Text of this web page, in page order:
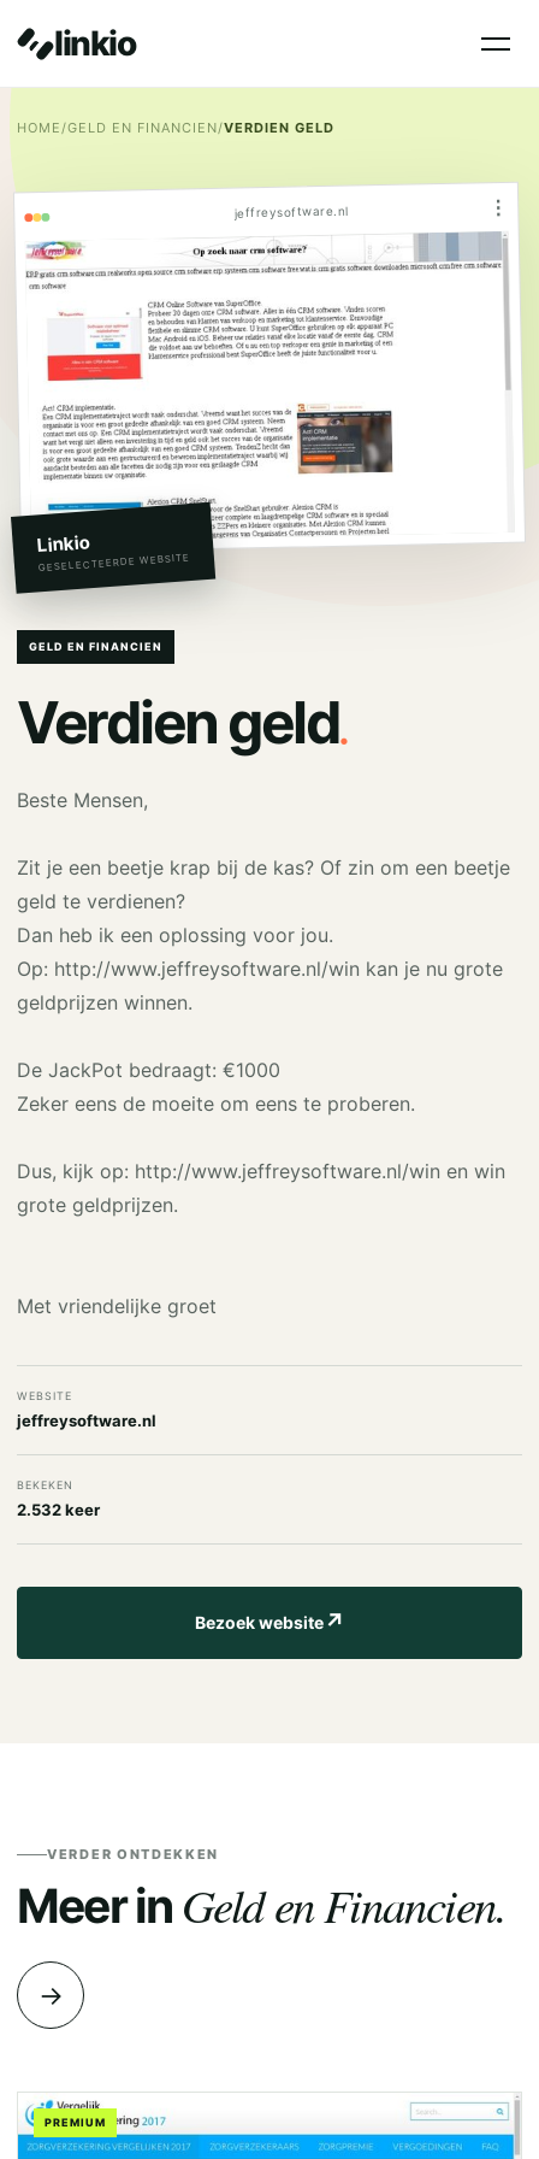
linkio
HOME/GELD EN FINANCIEN/VERDIEN GELD
jeffreysoftware.nl ⋮
Linkio
GESELECTEERDE WEBSITE
GELD EN FINANCIEN
Verdien geld.
Beste Mensen,
Zit je een beetje krap bij de kas? Of zin om een beetje
geld te verdienen?
Dan heb ik een oplossing voor jou.
Op: http://www.jeffreysoftware.nl/win kan je nu grote
geldprijzen winnen.
De JackPot bedraagt: €1000
Zeker eens de moeite om eens te proberen.
Dus, kijk op: http://www.jeffreysoftware.nl/win en win
grote geldprijzen.
Met vriendelijke groet
WEBSITE
jeffreysoftware.nl
BEKEKEN
2.532 keer
Bezoek website↗
VERDER ONTDEKKEN
Meer in Geld en Financien.
→
PREMIUM